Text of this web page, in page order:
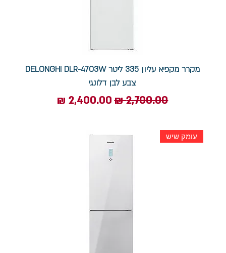
מקרר מקפיא עליון 335 ליטר DELONGHI DLR-4703W
צבע לבן דלונגי
מחיר רגיל‏2,700.00 ‏₪ מחיר מבצע
עומק שיש